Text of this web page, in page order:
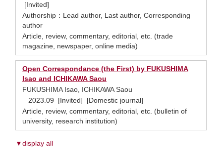
[Invited]
Authorship：Lead author, Last author, Corresponding
author
Article, review, commentary, editorial, etc. (trade
magazine, newspaper, online media)
Open Correspondance (the First) by FUKUSHIMA
Isao and ICHIKAWA Saou
FUKUSHIMA Isao, ICHIKAWA Saou
2023.09 [Invited] [Domestic journal]
Article, review, commentary, editorial, etc. (bulletin of
university, research institution)
▼display all